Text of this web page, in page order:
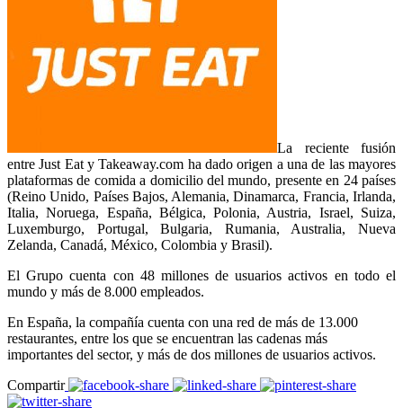
La reciente fusión
entre Just Eat y Takeaway.com ha dado origen a una de las mayores
plataformas de comida a domicilio del mundo, presente en 24 países
(Reino Unido, Países Bajos, Alemania, Dinamarca, Francia, Irlanda,
Italia, Noruega, España, Bélgica, Polonia, Austria, Israel, Suiza,
Luxemburgo, Portugal, Bulgaria, Rumania, Australia, Nueva
Zelanda, Canadá, México, Colombia y Brasil).
El Grupo cuenta con 48 millones de usuarios activos en todo el
mundo y más de 8.000 empleados.
En España, la compañía cuenta con una red de más de 13.000
restaurantes, entre los que se encuentran las cadenas más
importantes del sector, y más de dos millones de usuarios activos.
Compartir